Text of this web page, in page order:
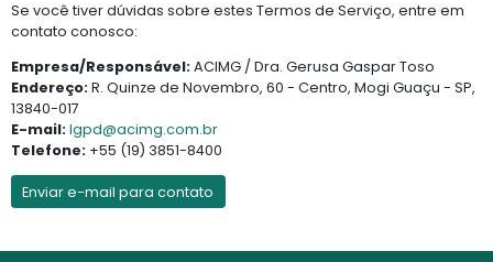
Se você tiver dúvidas sobre estes Termos de Serviço, entre em
contato conosco:
Empresa/Responsável:ACIMG / Dra. Gerusa Gaspar Toso
Endereço:R. Quinze de Novembro, 60 - Centro, Mogi Guaçu - SP,
13840-017
E-mail: lgpd@acimg.com.br
Telefone:+55 (19) 3851-8400
Enviar e-mail para contato